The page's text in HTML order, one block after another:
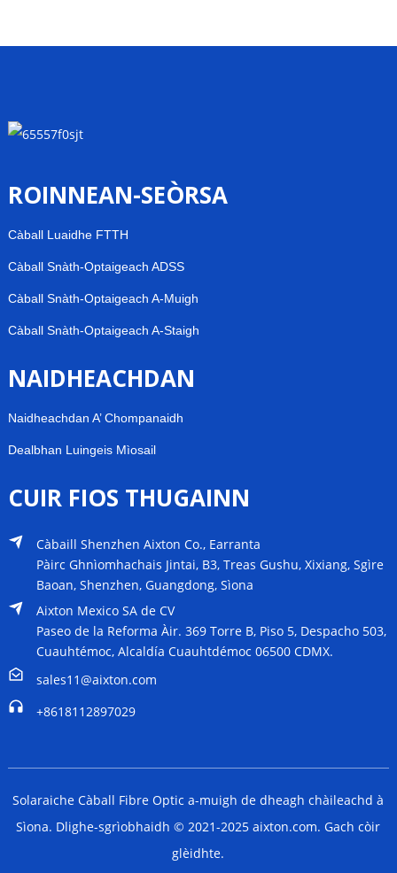
ROINNEAN-SEÒRSA
Càball Luaidhe FTTH
Càball Snàth-Optaigeach ADSS
Càball Snàth-Optaigeach A-Muigh
Càball Snàth-Optaigeach A-Staigh
NAIDHEACHDAN
Naidheachdan A’ Chompanaidh
Dealbhan Luingeis Mìosail
CUIR FIOS THUGAINN
Càbaill Shenzhen Aixton Co., Earranta
Pàirc Ghnìomhachais Jintai, B3, Treas Gushu, Xixiang, Sgìre
Baoan, Shenzhen, Guangdong, Sìona
Aixton Mexico SA de CV
Paseo de la Reforma Àir. 369 Torre B, Piso 5, Despacho 503,
Cuauhtémoc, Alcaldía Cuauhtdémoc 06500 CDMX.
sales11@aixton.com
+8618112897029
Solaraiche Càball Fibre Optic a-muigh de dheagh chàileachd à
Sìona. Dlighe-sgrìobhaidh © 2021-2025 aixton.com. Gach còir
glèidhte.